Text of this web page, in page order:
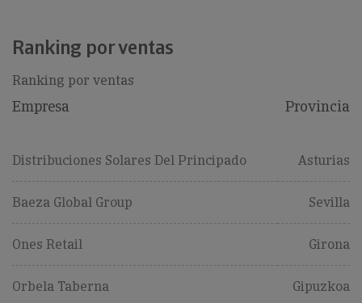
Ranking por ventas
Ranking por ventas
Empresa Provincia
Distribuciones Solares Del Principado Asturias
Baeza Global Group Sevilla
Ones Retail Girona
Orbela Taberna Gipuzkoa